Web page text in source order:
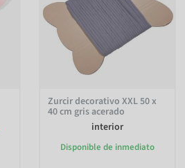
Zurcir decorativo XXL 50 x
40 cm gris acerado
interior
Disponible de inmediato